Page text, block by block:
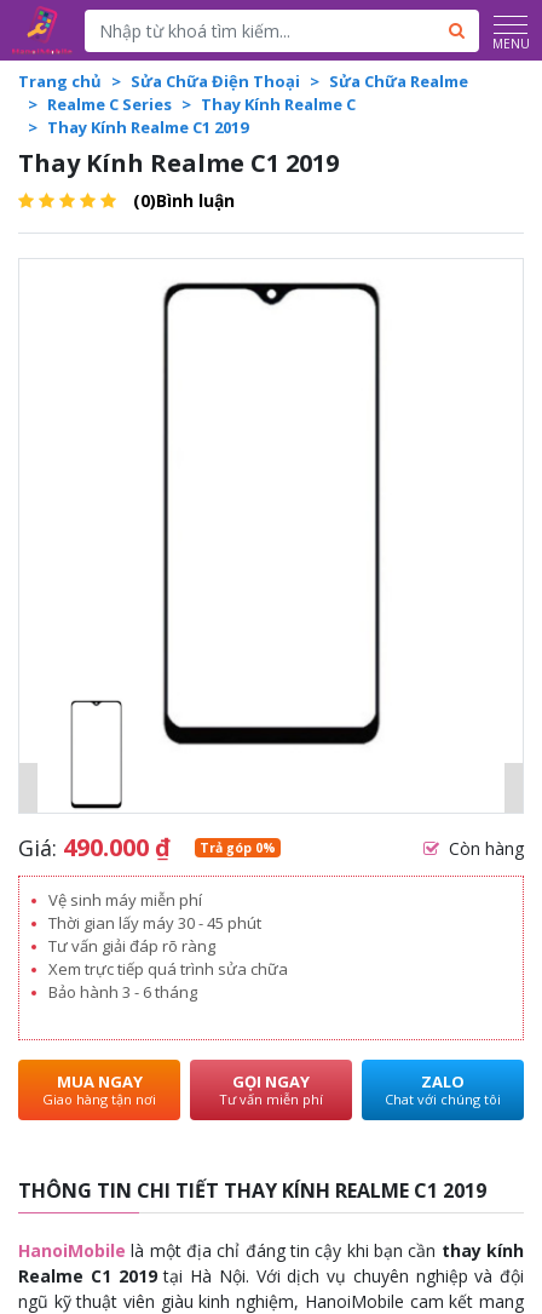
Powered by Translate MENU
Trang chủ Sửa Chữa Điện Thoại
Sửa Chữa Realme
Realme C Series
Thay Kính Realme C
Thay Kính Realme C1 2019
Thay Kính Realme C1 2019
(0)Bình luận
Giá: 490.000 ₫ Trả góp 0% Còn hàng
Vệ sinh máy miễn phí
Thời gian lấy máy 30 - 45 phút
Tư vấn giải đáp rõ ràng
Xem trực tiếp quá trình sửa chữa
Bảo hành 3 - 6 tháng
MUA NGAY
Giao hàng tận nơi
GỌI NGAY
Tư vấn miễn phí
ZALO
Chat với chúng tôi
THÔNG TIN CHI TIẾT THAY KÍNH REALME C1 2019
HanoiMobile là một địa chỉ đáng tin cậy khi bạn cần thay kính
Realme C1 2019tại Hà Nội. Với dịch vụ chuyên nghiệp và đội
ngũ kỹ thuật viên giàu kinh nghiệm, HanoiMobile cam kết mang